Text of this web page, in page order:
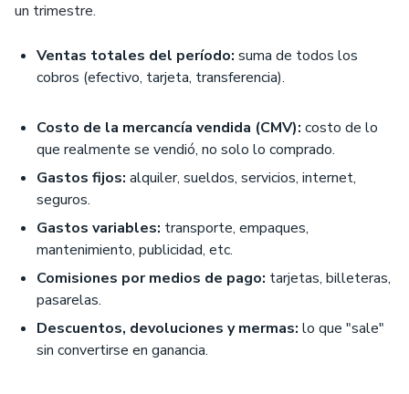
un trimestre.
Ventas totales del período: suma de todos los
cobros (efectivo, tarjeta, transferencia).
Costo de la mercancía vendida (CMV): costo de lo
que realmente se vendió, no solo lo comprado.
Gastos fijos: alquiler, sueldos, servicios, internet,
seguros.
Gastos variables: transporte, empaques,
mantenimiento, publicidad, etc.
Comisiones por medios de pago: tarjetas, billeteras,
pasarelas.
Descuentos, devoluciones y mermas: lo que "sale"
sin convertirse en ganancia.